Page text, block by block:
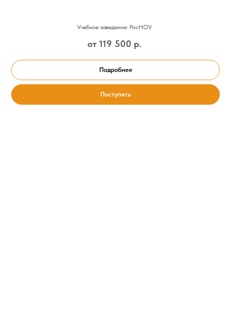
Учебное заведение: РосНОУ
от 119 500 р.
Подробнее
Поступить